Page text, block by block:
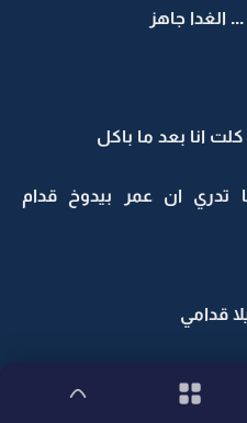
الغدا جاهز
انا بعد ما باكل
تدري ان عمر بيدوخ قدام
قدامي